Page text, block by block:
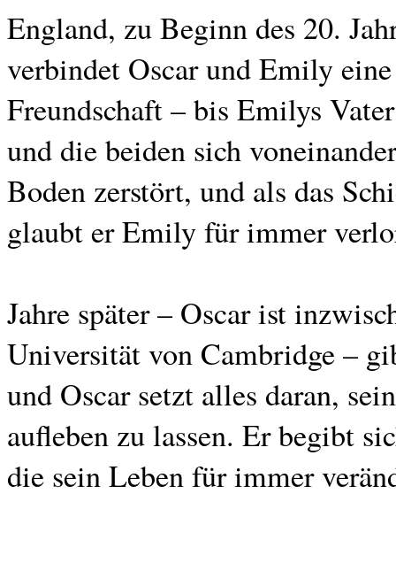
England, zu Beginn des 20.
verbindet Oscar und Emily
Freundschaft – bis Emilys
und die beiden sich
Boden zerstört, und als das
glaubt er Emily für immer
Jahre später – Oscar ist
Universität von Cambridge –
und Oscar setzt alles daran,
aufleben zu lassen. Er begibt
die sein Leben für immer